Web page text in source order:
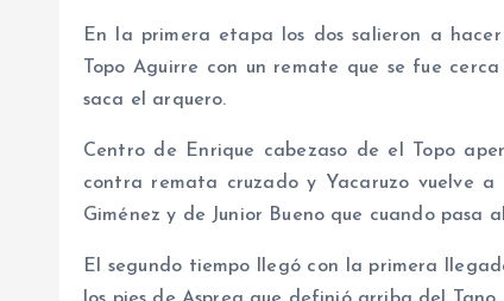
En la primera etapa los dos salieron a
Topo Aguirre con un remate que se fue
saca el arquero.
Centro de Enrique cabezaso de el Topo
contra remata cruzado y Yacaruzo vuelve
Giménez y de Junior Bueno que cuando pasa
El segundo tiempo llegó con la primera